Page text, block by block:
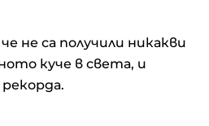
не са получили никакви
куче в света, и